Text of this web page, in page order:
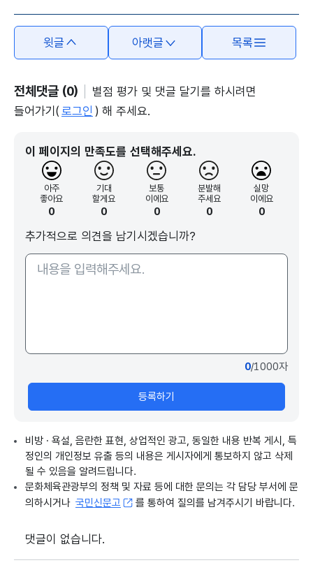
윗글 아랫글 목록
전체댓글 (0)
별점 평가 및 댓글 달기를 하시려면
들어가기( 로그인 ) 해 주세요.
이 페이지의 만족도를 선택해주세요.
아주
좋아요
0
기대
할게요
0
보통
이에요
0
분발해
주세요
0
실망
이에요
0
추가적으로 의견을 남기시겠습니까?
0/1000자
등록하기
비방 · 욕설, 음란한 표현, 상업적인 광고, 동일한 내용 반복 게시, 특
정인의 개인정보 유출 등의 내용은 게시자에게 통보하지 않고 삭제
될 수 있음을 알려드립니다.
문화체육관광부의 정책 및 자료 등에 대한 문의는 각 담당 부서에 문
의하시거나 국민신문고 를 통하여 질의를 남겨주시기 바랍니다.
댓글이 없습니다.